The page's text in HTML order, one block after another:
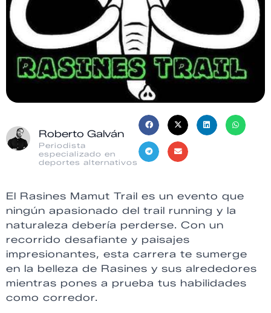
Roberto Galván
Periodista
especializado en
deportes alternativos
El Rasines Mamut Trail es un evento que
ningún apasionado del trail running y la
naturaleza debería perderse. Con un
recorrido desafiante y paisajes
impresionantes, esta carrera te sumerge
en la belleza de Rasines y sus alrededores
mientras pones a prueba tus habilidades
como corredor.